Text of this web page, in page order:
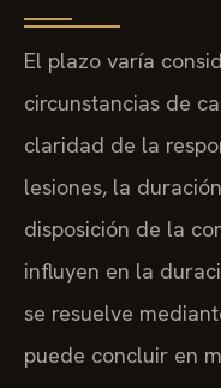
El plazo varía
circunstancias de
claridad de la
lesiones, la
disposición de la
influyen en la
se resuelve
puede concluir en